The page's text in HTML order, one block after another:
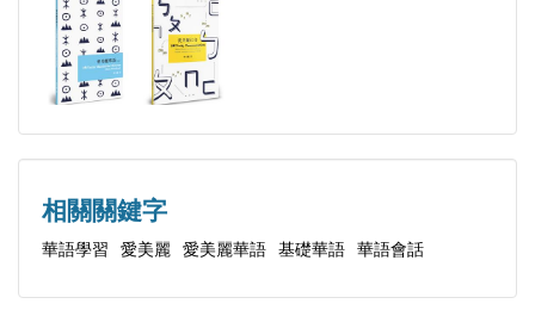
第dì三sān課kè 請Qǐng 問wèn你nǐ 是shì 哪nă 裡lǐ 人
rén？
第dì四sì課kè 你Nǐ的de電diàn話huà號hào碼mă是shì
幾jǐ號hào？
第dì五wŭ 課kè 多Duō 少shăo 錢qián？
第dì六liù 課kè 量Liàng 詞cí
第dì七qī 課kè 買Măi 東dōng 西xī
相關關鍵字
華語學習 愛美麗 愛美麗華語 基礎華語 華語會話